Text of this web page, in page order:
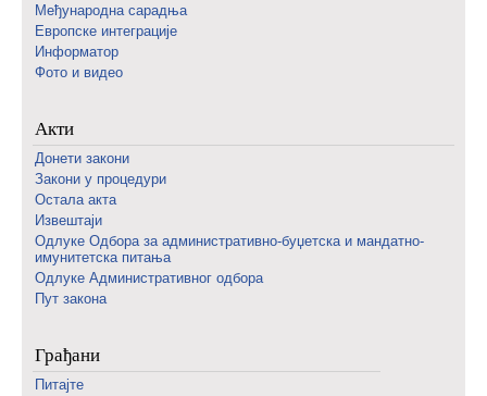
Међународна сарадња
Европске интеграције
Информатор
Фото и видео
Акти
Донети закони
Закони у процедури
Остала акта
Извештаји
Одлуке Одбора за административно-буџетска и мандатно-
имунитетска питања
Одлуке Административног одбора
Пут закона
Грађани
Питајте